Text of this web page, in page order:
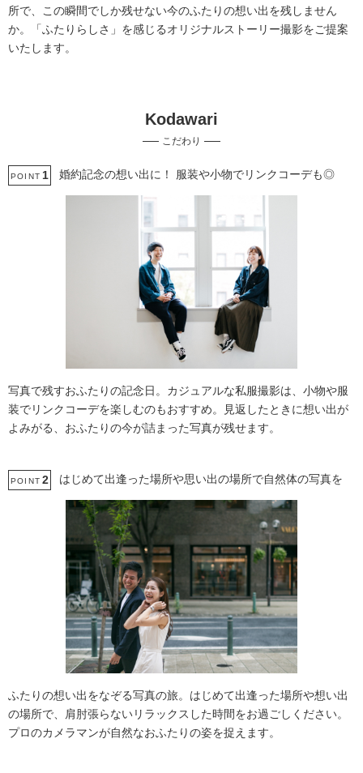
マタニティフォト
エンゲージフォト
所で、この瞬間でしか残せない今のふたりの想い出を残しません
か。「ふたりらしさ」を感じるオリジナルストーリー撮影をご提案
いたします。
Kodawari
こだわり
POINT 1 婚約記念の想い出に！ 服装や小物でリンクコーデも◎
写真で残すおふたりの記念日。カジュアルな私服撮影は、小物や服
装でリンクコーデを楽しむのもおすすめ。見返したときに想い出が
よみがる、おふたりの今が詰まった写真が残せます。
POINT 2 はじめて出逢った場所や思い出の場所で自然体の写真を
ふたりの想い出をなぞる写真の旅。はじめて出逢った場所や想い出
の場所で、肩肘張らないリラックスした時間をお過ごしください。
プロのカメラマンが自然なおふたりの姿を捉えます。